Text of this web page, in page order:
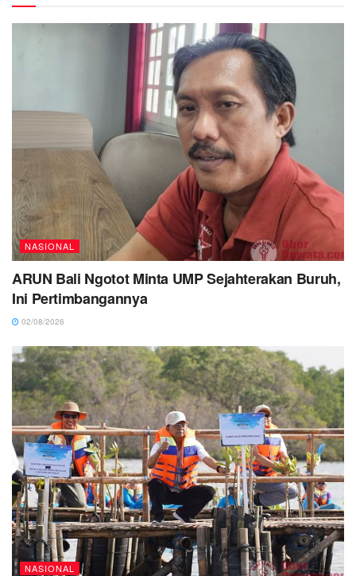
NASIONAL
ARUN Bali Ngotot Minta UMP Sejahterakan Buruh,
Ini Pertimbangannya
02/08/2026
NASIONAL